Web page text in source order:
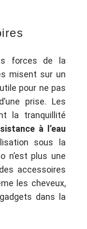
forces de la
misent sur un
pour ne pas
prise. Les
la tranquillité
à l’eau
sous la
n’est plus une
accessoires
les cheveux,
dans la